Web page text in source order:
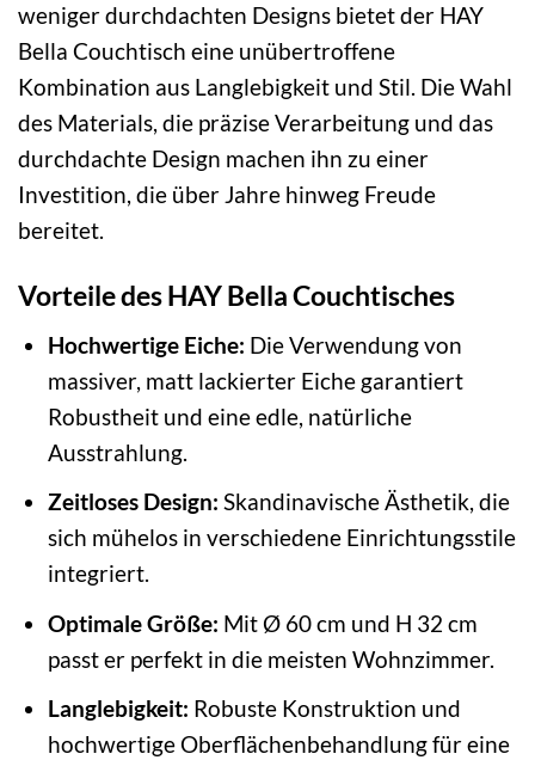
weniger durchdachten Designs bietet der HAY
Bella Couchtisch eine unübertroffene
Kombination aus Langlebigkeit und Stil. Die Wahl
des Materials, die präzise Verarbeitung und das
durchdachte Design machen ihn zu einer
Investition, die über Jahre hinweg Freude
bereitet.
Vorteile des HAY Bella Couchtisches
Hochwertige Eiche: Die Verwendung von
massiver, matt lackierter Eiche garantiert
Robustheit und eine edle, natürliche
Ausstrahlung.
Zeitloses Design: Skandinavische Ästhetik, die
sich mühelos in verschiedene Einrichtungsstile
integriert.
Optimale Größe: Mit Ø 60 cm und H 32 cm
passt er perfekt in die meisten Wohnzimmer.
Langlebigkeit: Robuste Konstruktion und
hochwertige Oberflächenbehandlung für eine